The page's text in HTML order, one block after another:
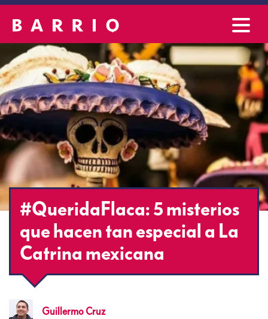
#QueridaFlaca: 5 misterios
que hacen tan especial a La
Catrina mexicana
Guillermo Cruz